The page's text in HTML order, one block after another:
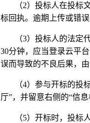
（2）投标人在投标
标回执。逾期上传或错
（3）投标人的法定
30分钟，应当登录云平
误而导致的不良后果，由
（4）参与开标的投
厅”，并留意右侧的“信息
（5）开标时，投标